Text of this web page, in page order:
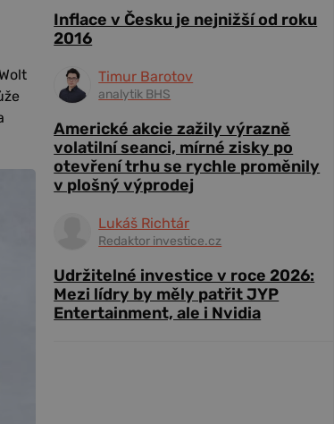
Inflace v Česku je nejnižší od roku
2016
Timur Barotov
analytik BHS
Americké akcie zažily výrazně
volatilní seanci, mírné zisky po
otevření trhu se rychle proměnily
v plošný výprodej
Lukáš Richtár
Redaktor investice.cz
Udržitelné investice v roce 2026:
Mezi lídry by měly patřit JYP
Entertainment, ale i Nvidia